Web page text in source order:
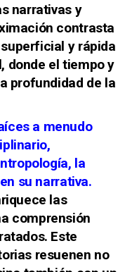
narrativas y
contrasta
y rápida
donde el tiempo y
profundidad de la
a menudo
la
su narrativa.
las
comprensión
Este
resuenen no